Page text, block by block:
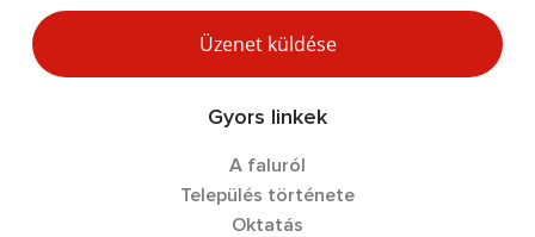
Üzenet küldése
Gyors linkek
A faluról
Település története
Oktatás